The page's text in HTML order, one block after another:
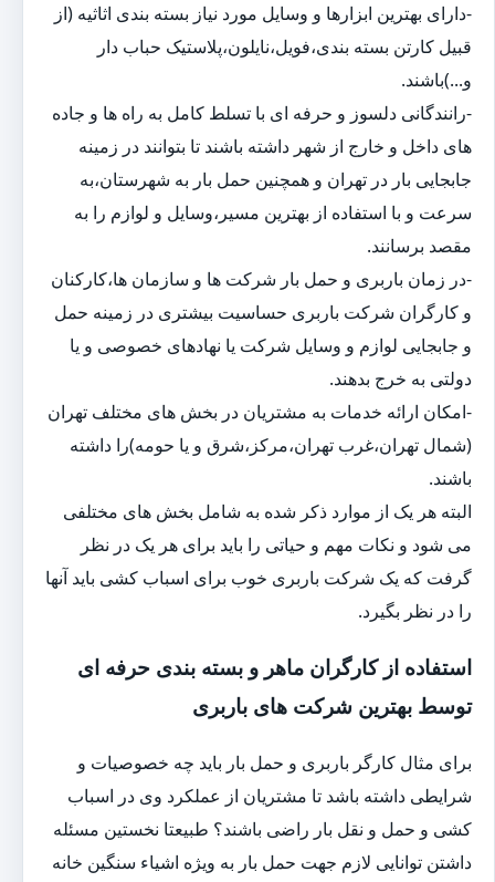
-دارای بهترین ابزارها و وسایل مورد نیاز بسته بندی اثاثیه (از
قبیل کارتن بسته بندی،فویل،نایلون،پلاستیک حباب دار
و...)باشند.
-رانندگانی دلسوز و حرفه ای با تسلط کامل به راه ها و جاده
های داخل و خارج از شهر داشته باشند تا بتوانند در زمینه
جابجایی بار در تهران و همچنین حمل بار به شهرستان،به
سرعت و با استفاده از بهترین مسیر،وسایل و لوازم را به
مقصد برسانند.
-در زمان باربری و حمل بار شرکت ها و سازمان ها،کارکنان
و کارگران شرکت باربری حساسیت بیشتری در زمینه حمل
و جابجایی لوازم و وسایل شرکت یا نهادهای خصوصی و یا
دولتی به خرج بدهند.
-امکان ارائه خدمات به مشتریان در بخش های مختلف تهران
(شمال تهران،غرب تهران،مرکز،شرق و یا حومه)را داشته
باشند.
البته هر یک از موارد ذکر شده به شامل بخش های مختلفی
می شود و نکات مهم و حیاتی را باید برای هر یک در نظر
گرفت که یک شرکت باربری خوب برای اسباب کشی باید آنها
را در نظر بگیرد.
استفاده از کارگران ماهر و بسته بندی حرفه ای
توسط بهترین شرکت های باربری
برای مثال کارگر باربری و حمل بار باید چه خصوصیات و
شرایطی داشته باشد تا مشتریان از عملکرد وی در اسباب
کشی و حمل و نقل بار راضی باشند؟ طبیعتا نخستین مسئله
داشتن توانایی لازم جهت حمل بار به ویژه اشیاء سنگین خانه